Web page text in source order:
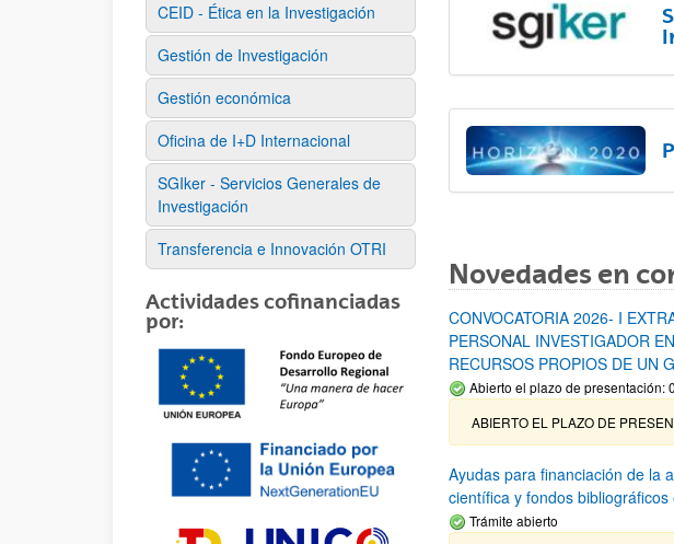
CEID - Ética en la Investigación
Gestión de Investigación
Gestión económica
Oficina de I+D Internacional
SGIker - Servicios Generales de
Investigación
Transferencia e Innovación OTRI
Actividades cofinanciadas
por:
Novedades en
CONVOCATORIA 2026- I
PERSONAL INVESTIGADOR
RECURSOS PROPIOS DE UN
Abierto el plazo de presentación:
ABIERTO EL PLAZO DE
Ayudas para financiación de la
científica y fondos
Trámite abierto